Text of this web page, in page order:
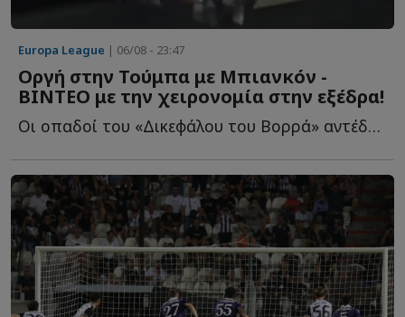
Europa League | 06/08 - 23:47
Οργή στην Τούμπα με Μπιανκόν -
ΒΙΝΤΕΟ με την χειρονομία στην εξέδρα!
Οι οπαδοί του «Δικεφάλου του Βορρά» αντέδρασαν έντονα, α...